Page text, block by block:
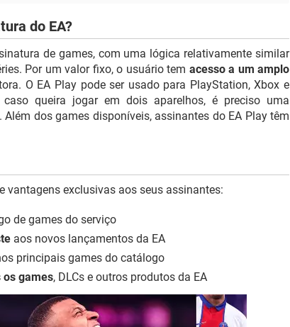
do EA?
de games, com uma lógica relativamente similar
Por um valor fixo, o usuário tem acesso a um amplo
O EA Play pode ser usado para PlayStation, Xbox e
queira jogar em dois aparelhos, é preciso uma
dos games disponíveis, assinantes do EA Play têm
vantagens exclusivas aos seus assinantes:
de games do serviço
aos novos lançamentos da EA
principais games do catálogo
os games, DLCs e outros produtos da EA